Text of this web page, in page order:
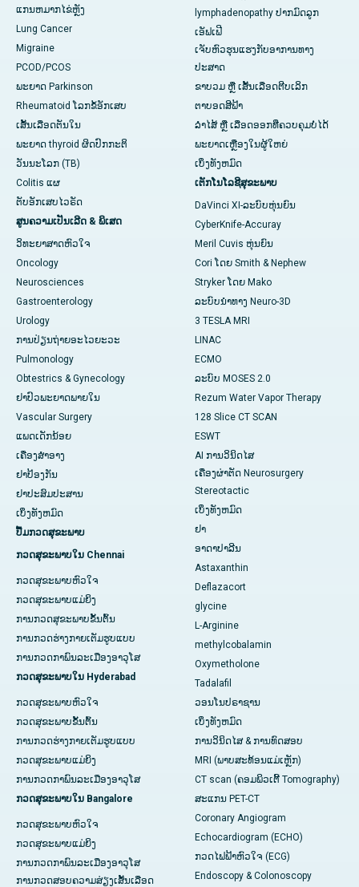
ແກນ​ຫມາກ​ໄຂ່​ຫຼັງ
Lung Cancer
Migraine
PCOD/PCOS
ພະຍາດ Parkinson
Rheumatoid ໂລກຂໍ້ອັກເສບ
ເສັ້ນເລືອດຕັນໃນ
ພະຍາດ thyroid ຜິດປົກກະຕິ
ວັນນະໂລກ (TB)
Colitis ແຜ
ຕັບອັກເສບໄວຣັດ
ສູນຄວາມເປັນເລີດ & ພິເສດ
ວິທະຍາສາດຫົວໃຈ
Oncology
Neurosciences
Gastroenterology
Urology
ການປ່ຽນຖ່າຍອະໄວຍະວະ
Pulmonology
Obtestrics & Gynecology
ຢາ​ປົວ​ພະ​ຍາດ​ພາຍ​ໃນ
Vascular Surgery
ແພດເດັກນ້ອຍ
ເຄື່ອງສໍາອາງ
ຢາປ້ອງກັນ
ຢາປະສົມປະສານ
ເບິ່ງທັງຫມົດ
ປື້ມກວດສຸຂະພາບ
ກວດສຸຂະພາບໃນ Chennai
ກວດສຸຂະພາບຫົວໃຈ
ກວດສຸຂະພາບແມ່ຍິງ
ການກວດສຸຂະພາບຂັ້ນຕົ້ນ
ການກວດຮ່າງກາຍເຕັມຮູບແບບ
ການກວດກາພົນລະເມືອງອາວຸໂສ
ກວດສຸຂະພາບໃນ Hyderabad
ກວດສຸຂະພາບຫົວໃຈ
ກວດສຸຂະພາບຂັ້ນຕົ້ນ
ການກວດຮ່າງກາຍເຕັມຮູບແບບ
ກວດສຸຂະພາບແມ່ຍິງ
ການກວດກາພົນລະເມືອງອາວຸໂສ
ກວດສຸຂະພາບໃນ Bangalore
ກວດສຸຂະພາບຫົວໃຈ
ກວດສຸຂະພາບແມ່ຍິງ
ການກວດກາພົນລະເມືອງອາວຸໂສ
ການກວດສອບຄວາມສ່ຽງເສັ້ນເລືອດ
lymphadenopathy ປາກມົດລູກ
ເອັຟເຟີ
ເຈັບຫົວຮຸນແຮງກັບອາການທາງ
ປະສາດ
ຂາບວມ ຫຼື ເສັ້ນເລືອດຕີບເລິກ
ຕາບອດສີຟ້າ
ລຳໄສ້ ຫຼື ເລືອດອອກທີ່ຄວບຄຸມບໍ່ໄດ້
ພະຍາດເຫຼືອງໃນຜູ້ໃຫຍ່
ເບິ່ງທັງຫມົດ
ເຕັກໂນໂລຊີສຸຂະພາບ
DaVinci XI-ລະບົບຫຸ່ນຍົນ
CyberKnife-Accuray
Meril Cuvis ຫຸ່ນຍົນ
Cori ໂດຍ Smith & Nephew
Stryker ໂດຍ Mako
ລະບົບນຳທາງ Neuro-3D
3 TESLA MRI
LINAC
ECMO
ລະບົບ MOSES 2.0
Rezum Water Vapor Therapy
128 Slice CT SCAN
ESWT
AI ການວິນິດໄສ
ເຄື່ອງຜ່າຕັດ Neurosurgery
Stereotactic
ເບິ່ງທັງຫມົດ
ຢາ
ອາດາປາລີນ
Astaxanthin
Deflazacort
glycine
L-Arginine
methylcobalamin
Oxymetholone
Tadalafil
ວອນໂນປຣາຊານ
ເບິ່ງທັງຫມົດ
ການວິນິດໄສ & ການທົດສອບ
MRI (ພາບສະທ້ອນແມ່ເຫຼັກ)
CT scan (ຄອມພິວເຕີ້ Tomography)
ສະແກນ PET-CT
Coronary Angiogram
Echocardiogram (ECHO)
ກວດໄຟຟ້າຫົວໃຈ (ECG)
Endoscopy & Colonoscopy